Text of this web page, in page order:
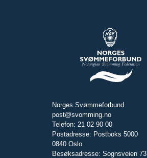
Norges Svømmeforbund
post@svomming.no
Telefon: 21 02 90 00
Postadresse: Postboks 5000
0840 Oslo
Besøksadresse: Sognsveien 73